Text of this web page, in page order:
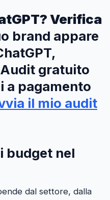
Verifica
brand appare
Audit gratuito
a pagamento
il mio audit
budget nel
dal settore, dalla